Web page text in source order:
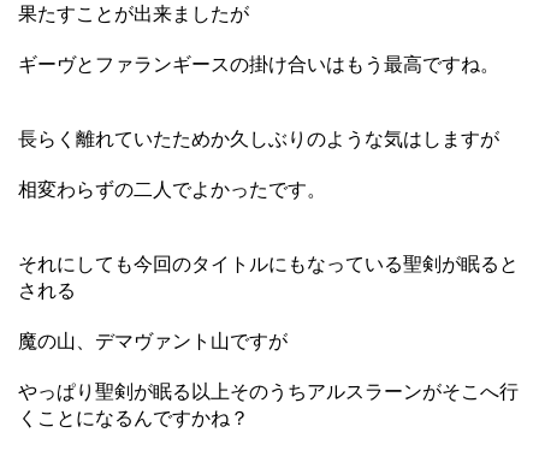
果たすことが出来ましたが
ギーヴとファランギースの掛け合いはもう最高ですね。
長らく離れていたためか久しぶりのような気はしますが
相変わらずの二人でよかったです。
それにしても今回のタイトルにもなっている聖剣が眠ると
される
魔の山、デマヴァント山ですが
やっぱり聖剣が眠る以上そのうちアルスラーンがそこへ行
くことになるんですかね？